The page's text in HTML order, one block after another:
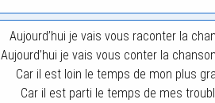
Aujourd’hui je vais vous raconter la
Aujourd’hui je vais vous conter la
Car il est loin le temps de mon plus
Car il est parti le temps de mes